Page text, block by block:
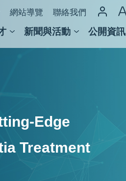
網站導覽 聯絡我們
新聞與活動 公開資訊
Edge
Treatment